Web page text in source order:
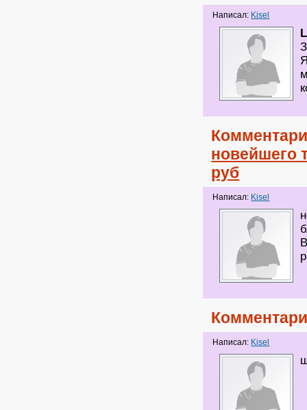
Написал: Kisel
новейшего
руб
Написал: Kisel
Написал: Kisel